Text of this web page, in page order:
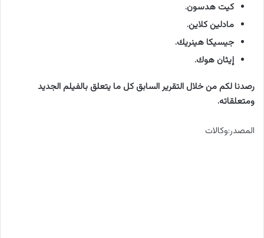
كيت هدسون.
مادلين كلاين.
جيسيكا هينريك.
إيثان هوك.
رصدنا لكم من خلال التقرير السابق كل ما يتعلق بالفيلم الجديد
ومتعلقاته.
المصدر:وكالات